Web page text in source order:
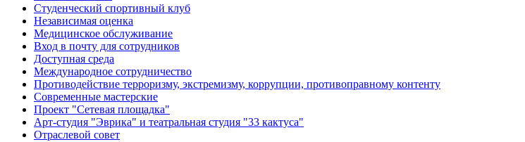
Студенческий спортивный клуб
Независимая оценка
Медицинское обслуживание
Вход в почту для сотрудников
Доступная среда
Международное сотрудничество
Противодействие терроризму, экстремизму, коррупции, противоправному контенту
Современные мастерские
Проект "Сетевая площадка"
Арт-студия "Эврика" и театральная студия "33 кактуса"
Отраслевой совет